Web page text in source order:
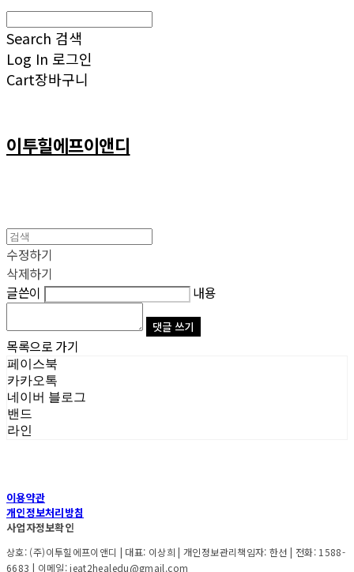
Search 검색
Log In 로그인
Cart장바구니
이투힐에프이앤디
수정하기
삭제하기
글쓴이
내용
댓글 쓰기
목록으로 가기
페이스북
카카오톡
네이버 블로그
밴드
라인
이용약관
개인정보처리방침
사업자정보확인
상호: (주)이투힐에프이앤디 | 대표: 이상희 | 개인정보관리책임자: 한선 | 전화: 1588-
6683 | 이메일: ieat2healedu@gmail.com